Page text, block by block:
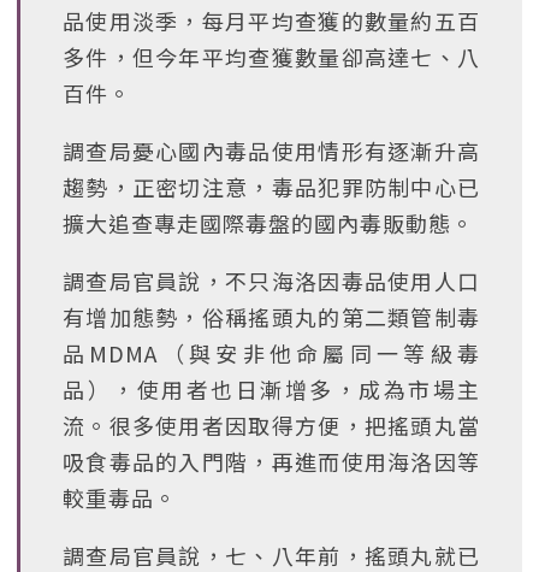
品使用淡季，每月平均查獲的數量約五百
多件，但今年平均查獲數量卻高達七、八
百件。
調查局憂心國內毒品使用情形有逐漸升高
趨勢，正密切注意，毒品犯罪防制中心已
擴大追查專走國際毒盤的國內毒販動態。
調查局官員說，不只海洛因毒品使用人口
有增加態勢，俗稱搖頭丸的第二類管制毒
品MDMA（與安非他命屬同一等級毒
品），使用者也日漸增多，成為市場主
流。很多使用者因取得方便，把搖頭丸當
吸食毒品的入門階，再進而使用海洛因等
較重毒品。
調查局官員說，七、八年前，搖頭丸就已